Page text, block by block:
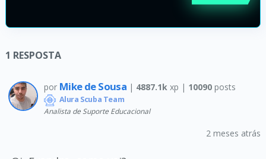
1 RESPOSTA
por Mike de Sousa | 4887.1kxp | 10090posts
Alura Scuba Team
Analista de Suporte Educacional
2 meses atrás